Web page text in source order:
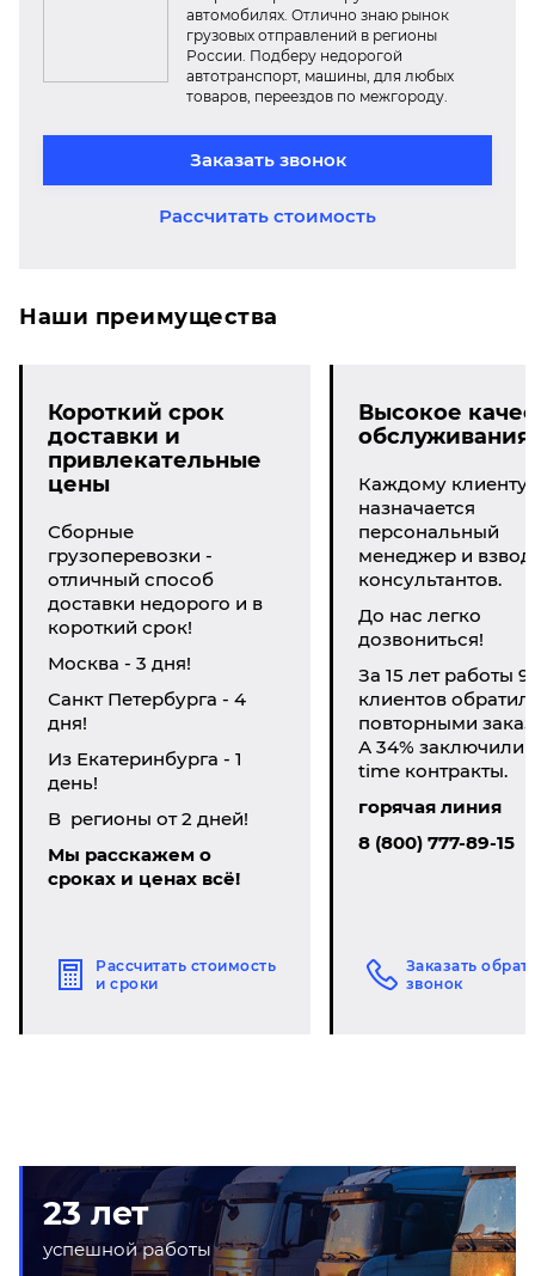
автомобилях. Отлично знаю рынок
грузовых отправлений в регионы
России. Подберу недорогой
автотранспорт, машины, для любых
товаров, переездов по межгороду.
Заказать звонок
Рассчитать стоимость
Наши преимущества
Короткий срок
доставки и
привлекательные
цены
Сборные
грузоперевозки -
отличный способ
доставки недорого и в
короткий срок!
Москва - 3 дня!
Санкт Петербурга - 4
дня!
Из Екатеринбурга - 1
день!
В регионы от 2 дней!
Мы расскажем о
сроках и ценах всё!
Рассчитать стоимость
и сроки
Высокое
обслуживания
Каждому клиенту
назначается
персональный
менеджер и взвод
консультантов.
До нас легко
дозвониться!
За 15 лет работы
клиентов
повторными
А 34% заключили
time контракты.
горячая линия
8 (800) 777-89-15
Заказать
звонок
23 лет
успешной работы